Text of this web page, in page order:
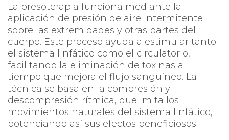
La presoterapia funciona mediante la
aplicación de presión de aire intermitente
sobre las extremidades y otras partes del
cuerpo. Este proceso ayuda a estimular tanto
el sistema linfático como el circulatorio,
facilitando la eliminación de toxinas al
tiempo que mejora el flujo sanguíneo. La
técnica se basa en la compresión y
descompresión rítmica, que imita los
movimientos naturales del sistema linfático,
potenciando así sus efectos beneficiosos.